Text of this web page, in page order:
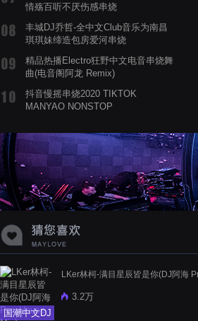
情殇百听不厌伤感串烧
丰城DJ乔哲-全中文Club音乐为南昌
琪琪妹缔造包房爱河串烧
精品热播Electro狂野中文电音串烧舞
曲(电音阁阿龙 Remix)
抖音慢摇串烧2020 TIKTOK
MANYAO NONSTOP
蝉爸爸妈妈爱存在夏天的风是想你的
声音啊
国潮中文DJ
LKer林柯-满目星辰皆是你(DJ阿海
3.2万